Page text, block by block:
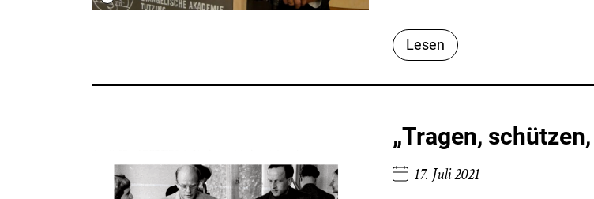
Lesen
„Tragen,
17. Juli 2021